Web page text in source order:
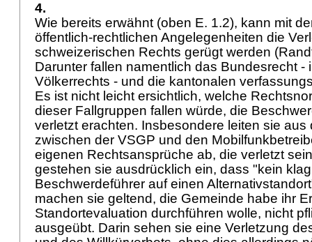
4.
Wie bereits erwähnt (oben E. 1.2), kann mit
öffentlich-rechtlichen Angelegenheiten die
schweizerischen Rechts gerügt werden
Darunter fallen namentlich das Bundesrecht -
Völkerrechts - und die kantonalen
Es ist nicht leicht ersichtlich, welche
dieser Fallgruppen fallen würde, die
verletzt erachten. Insbesondere leiten sie aus
zwischen der VSGP und den
eigenen Rechtsansprüche ab, die verletzt
gestehen sie ausdrücklich ein, dass "kein
Beschwerdeführer auf einen
machen sie geltend, die Gemeinde habe ihr
Standortevaluation durchführen wolle, nicht
ausgeübt. Darin sehen sie eine Verletzung